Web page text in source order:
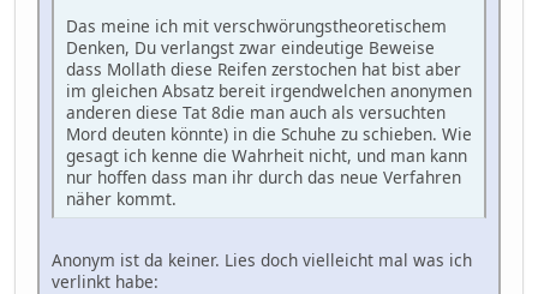
Das meine ich mit verschwörungstheoretischem
Denken, Du verlangst zwar eindeutige Beweise
dass Mollath diese Reifen zerstochen hat bist aber
im gleichen Absatz bereit irgendwelchen anonymen
anderen diese Tat 8die man auch als versuchten
Mord deuten könnte) in die Schuhe zu schieben. Wie
gesagt ich kenne die Wahrheit nicht, und man kann
nur hoffen dass man ihr durch das neue Verfahren
näher kommt.
Anonym ist da keiner. Lies doch vielleicht mal was ich
verlinkt habe: